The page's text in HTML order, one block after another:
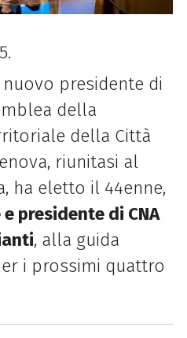
presidente di
della
della Città
riunitasi al
ha eletto il 44enne,
presidente di CNA
, alla guida
i prossimi quattro